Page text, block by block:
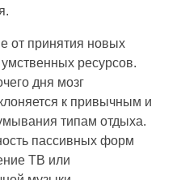
от принятия новых
ресурсов.
дня мозг
к привычным и
типам отдыха.
пассивных форм
ТВ или